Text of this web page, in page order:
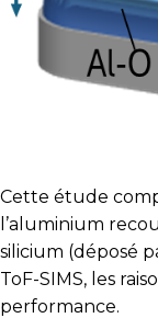
Cette étude
l’aluminium
silicium (déposé
ToF-SIMS, les
performance.